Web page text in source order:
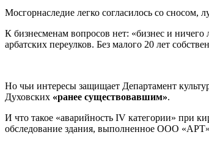
Мосгорнаследие легко согласилось со
К бизнесменам вопросов нет: «бизнес и
арбатских переулков. Без малого 20 лет
Но чьи интересы защищает Департамент
Духовских «ранее существовавшим».
И что такое «аварийность IV категории» при
обследование здания, выполненное ООО